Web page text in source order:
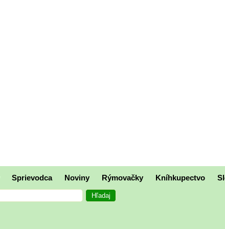
Sprievodca Noviny Rýmovačky Kníhkupectvo